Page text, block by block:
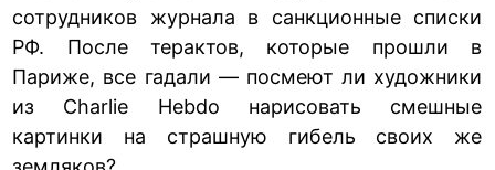
сотрудников журнала в санкционные списки
РФ. После терактов, которые прошли в
Париже, все гадали — посмеют ли художники
из Charlie Hebdo нарисовать смешные
картинки на страшную гибель своих же